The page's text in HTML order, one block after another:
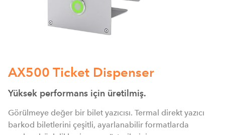
AX500 Ticket Dispenser
Yüksek performans için üretilmiş.
Görülmeye değer bir bilet yazıcısı. Termal direkt yazıcı
barkod biletlerini çeşitli, ayarlanabilir formatlarda